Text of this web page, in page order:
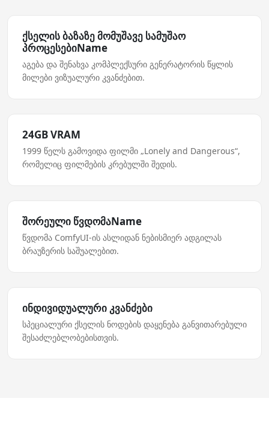
ქსელის ბაზაზე მომუშავე სამუშაო
პროცესებიName
აგება და შენახვა კომპლექსური გენერატორის წყლის
მილები ვიზუალური კვანძებით.
24GB VRAM
1999 წელს გამოვიდა ფილმი „Lonely and Dangerous“,
რომელიც ფილმების კრებულში შედის.
შორეული წვდომაName
წვდომა ComfyUI-ის ასლიდან ნებისმიერ ადგილას
ბრაუზერის საშუალებით.
ინდივიდუალური კვანძები
სპეციალური ქსელის ნოდების დაყენება განვითარებული
შესაძლებლობებისთვის.